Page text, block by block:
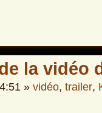
la vidéo
» vidéo, trailer,